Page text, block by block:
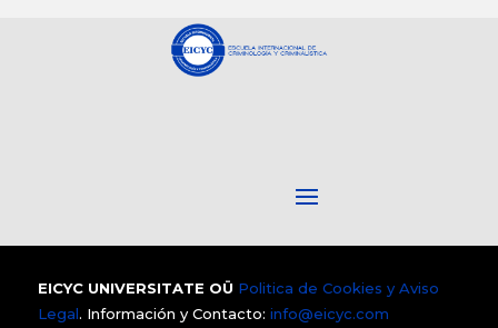
EICYC UNIVERSITATE OÜ Politica de Cookies y Aviso
Legal. Información y Contacto: info@eicyc.com